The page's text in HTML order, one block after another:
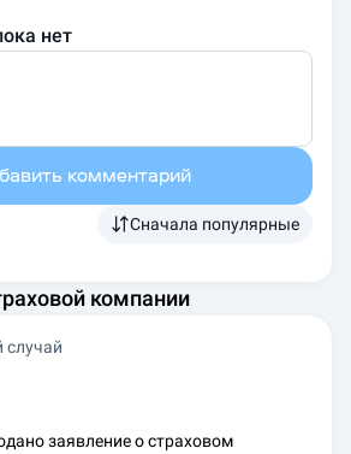
нет
комментарий
Сначала популярные
компании
случай
заявление о страховом